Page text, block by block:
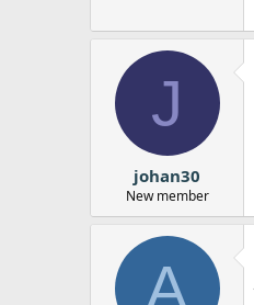
J
johan30
New member
A